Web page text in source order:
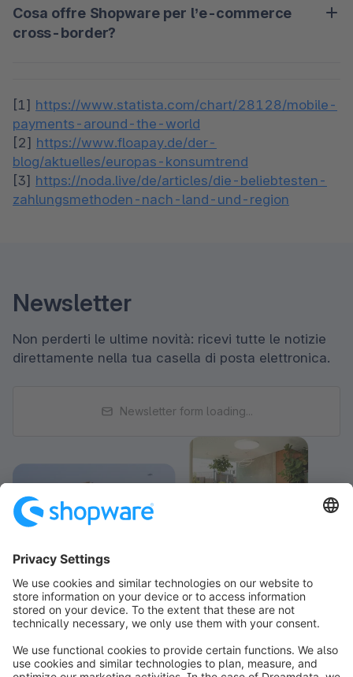
conversioni e riduce gli abbandoni.
imposte, dazi doganali, privacy e tutela dei
consumatori. È fondamentale assicurarsi che ogni
Cosa offre Shopware per l’e-commerce
cross-border?
supporto multivaluta e il calcolo automatico delle
imposte. Grazie all’architettura API-first, puoi
integrare facilmente sistemi esterni e adattare la
piattaforma alle esigenze specifiche dei vari
mercati.
[1] https://www.statista.com/chart/28128/mobile-
payments-around-the-world
[2] https://www.floapay.de/der-
blog/aktuelles/europas-konsumtrend
[3] https://noda.live/de/articles/die-beliebtesten-
zahlungsmethoden-nach-land-und-region
Newsletter
Non perderti le ultime novità: ricevi tutte le notizie
direttamente nella tua casella di posta elettronica.
Newsletter form loading...